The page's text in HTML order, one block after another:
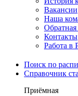
Вакансии
Наша
Обратная
Контакты
Работа в
Поиск по
Справочник
Приёмная